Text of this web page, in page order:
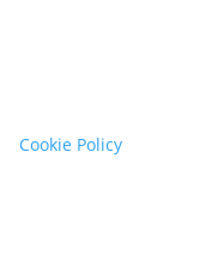
Cookie Policy